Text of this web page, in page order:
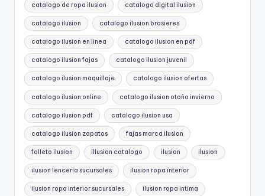
catalogo de ropa ilusion catalogo digital ilusion
catalogo ilusion catalogo ilusion brasieres
catalogo ilusion en linea catalogo ilusion en pdf
catalogo ilusion fajas catalogo ilusion juvenil
catalogo ilusion maquillaje catalogo ilusion ofertas
catalogo ilusion online catalogo ilusion otoño invierno
catalogo ilusion pdf catalogo ilusion usa
catalogo ilusion zapatos fajas marca ilusion
folleto ilusion illusion catalogo ilusion ilusion
ilusion lenceria sucursales ilusion ropa interior
ilusion ropa interior sucursales ilusion ropa intima